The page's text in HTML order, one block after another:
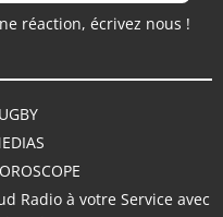
réaction, écrivez nous !
Radio à votre Service avec